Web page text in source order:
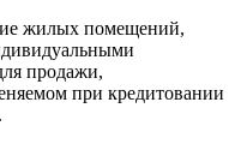
жилых помещений,
продажи,
при кредитовании